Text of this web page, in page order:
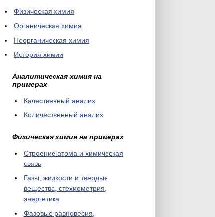
Физическая химия
Органическая химия
Неорганическая химия
История химии
Аналитическая химия на
примерах
Качественный анализ
Количественный анализ
Физическая химия на примерах
Cтроение атома и химическая
связь
Газы, жидкости и твердые
вещества, стехиометрия,
энергетика
Фазовые равновесия,